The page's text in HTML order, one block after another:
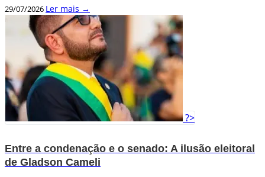
29/07/2026 Ler mais →
?>
Entre a condenação e o senado: A ilusão eleitoral
de Gladson Cameli